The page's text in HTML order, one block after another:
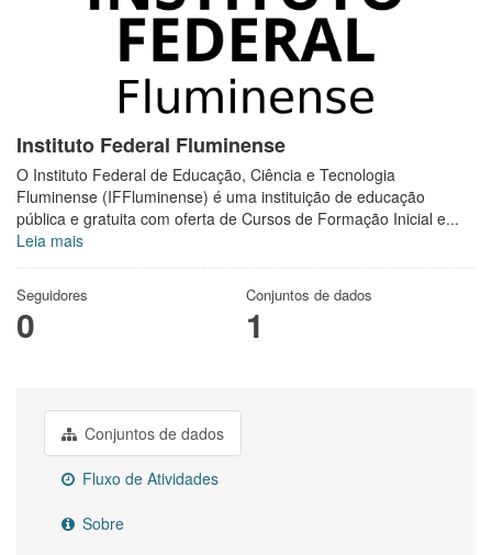
Instituto Federal Fluminense
O Instituto Federal de Educação, Ciência e Tecnologia
Fluminense (IFFluminense) é uma instituição de educação
pública e gratuita com oferta de Cursos de Formação Inicial e...
Leia mais
Seguidores
0
Conjuntos de dados
1
Conjuntos de dados
Fluxo de Atividades
Sobre